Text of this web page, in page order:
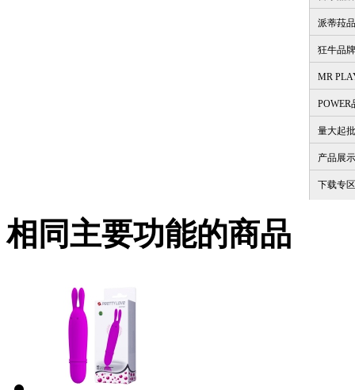
派蒂菈
狂牛品牌
MR
POWER
量大起批
产品展
下载专区
相同主要功能的商品